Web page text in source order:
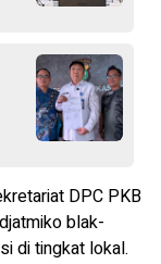
DPC PKB
blak-
di tingkat lokal.